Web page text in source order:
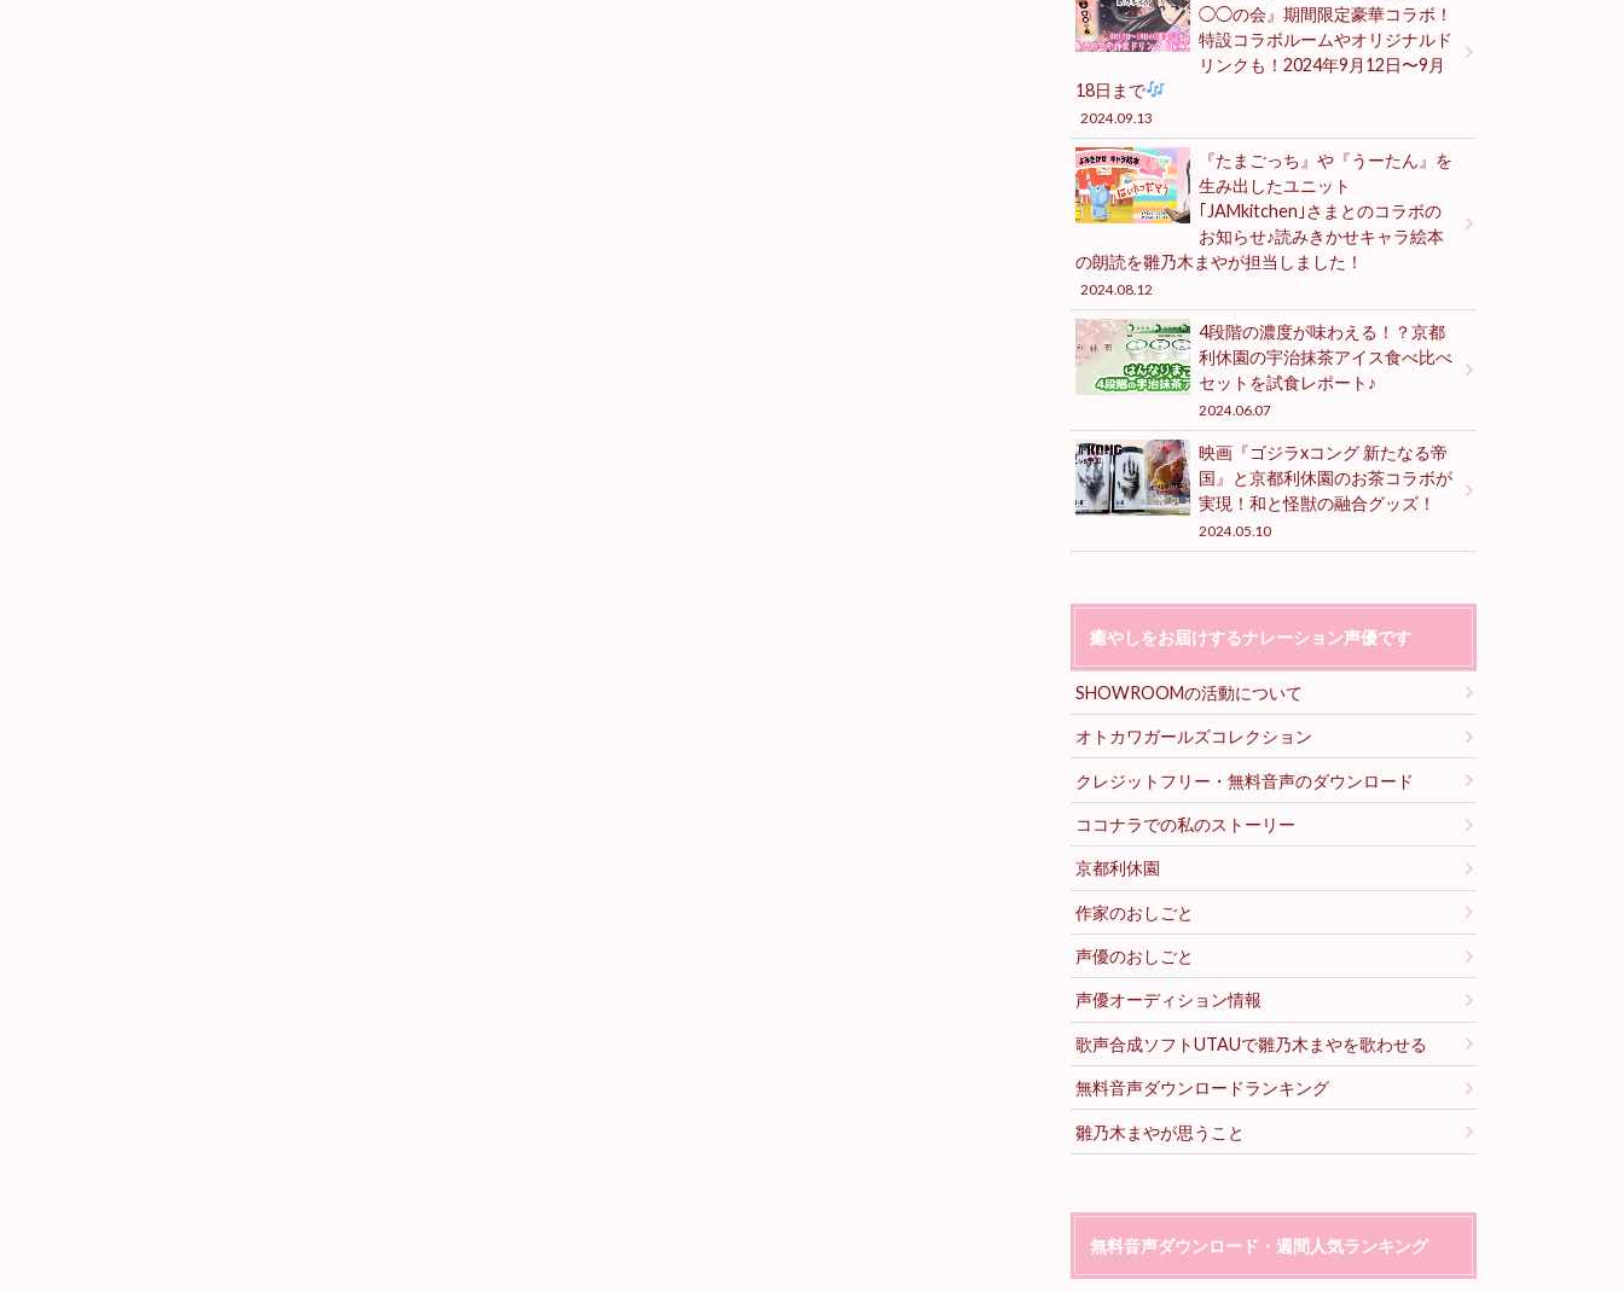
◯◯の会』期間限定豪華コラボ！
特設コラボルームやオリジナルド
リンクも！2024年9月12日〜9月
18日まで
2024.09.13
『たまごっち』や『うーたん』を
生み出したユニット
｢JAMkitchen｣さまとのコラボの
お知らせ♪読みきかせキャラ絵本
の朗読を雛乃木まやが担当しました！
2024.08.12
4段階の濃度が味わえる！？京都
利休園の宇治抹茶アイス食べ比べ
セットを試食レポート♪
2024.06.07
映画『ゴジラxコング 新たなる帝
国』と京都利休園のお茶コラボが
実現！和と怪獣の融合グッズ！
2024.05.10
癒やしをお届けするナレーション声優です
SHOWROOMの活動について
オトカワガールズコレクション
クレジットフリー・無料音声のダウンロード
ココナラでの私のストーリー
京都利休園
作家のおしごと
声優のおしごと
声優オーディション情報
歌声合成ソフトUTAUで雛乃木まやを歌わせる
無料音声ダウンロードランキング
雛乃木まやが思うこと
無料音声ダウンロード・週間人気ランキング